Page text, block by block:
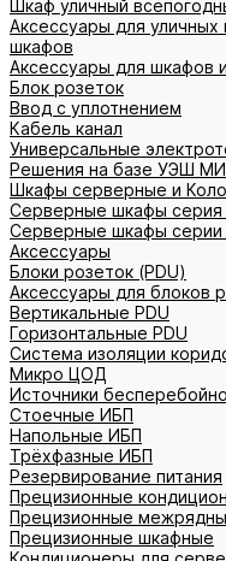
Шкаф уличный
Аксессуары для уличных
шкафов
Аксессуары для шкафов
Блок розеток
Ввод с уплотнением
Кабель канал
Универсальные
Решения на базе УЭШ
Шкафы серверные и
Серверные шкафы серия
Серверные шкафы серии
Аксессуары
Блоки розеток (PDU)
Аксессуары для блоков
Вертикальные PDU
Горизонтальные PDU
Система изоляции
Микро ЦОД
Источники
Стоечные ИБП
Напольные ИБП
Трёхфазные ИБП
Резервирование питания
Прецизионные
Прецизионные
Прецизионные шкафные